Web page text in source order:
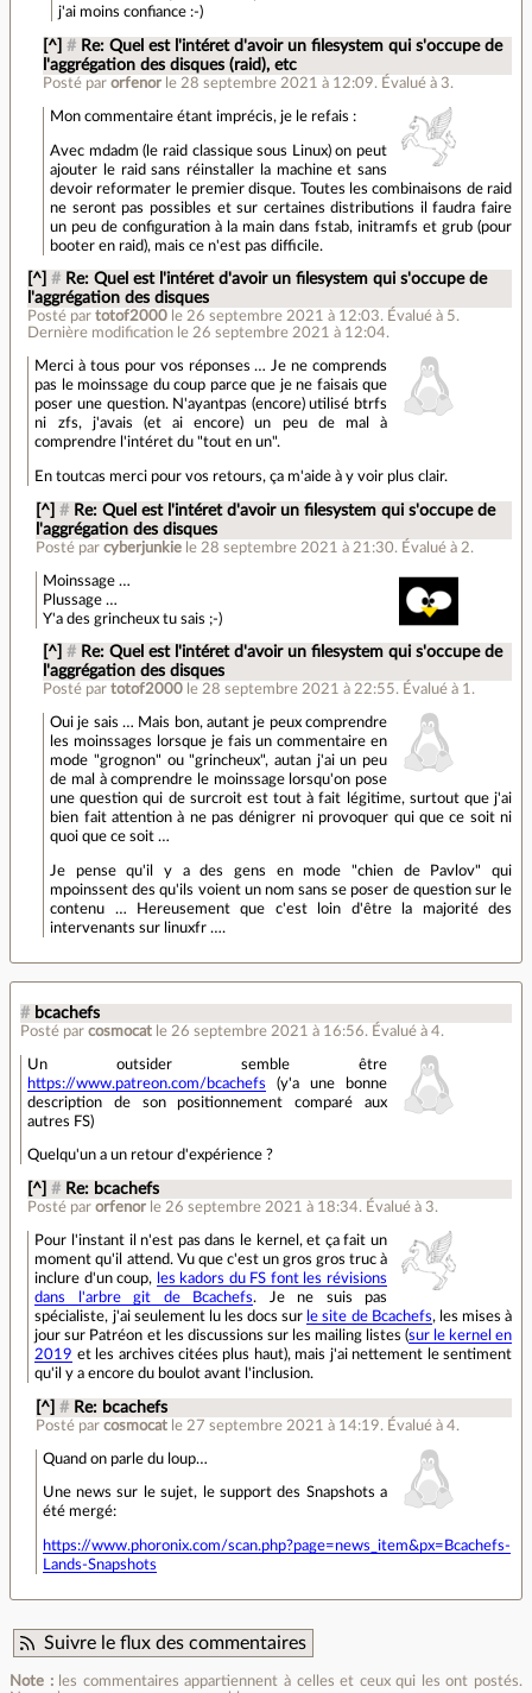
j'ai moins confiance :-)
[^] # Re: Quel est l'intéret d'avoir un filesystem qui s'occupe de
l'aggrégation des disques (raid), etc
Posté parorfenor le 28 septembre 2021 à 12:09. Évalué à 3.
Mon commentaire étant imprécis, je le refais :
Avec mdadm (le raid classique sous Linux) on peut
ajouter le raid sans réinstaller la machine et sans
devoir reformater le premier disque. Toutes les combinaisons de raid
ne seront pas possibles et sur certaines distributions il faudra faire
un peu de configuration à la main dans fstab, initramfs et grub (pour
booter en raid), mais ce n'est pas difficile.
[^] # Re: Quel est l'intéret d'avoir un filesystem qui s'occupe de
l'aggrégation des disques
Posté partotof2000 le 26 septembre 2021 à 12:03. Évalué à 5.
Dernière modification le 26 septembre 2021 à 12:04.
Merci à tous pour vos réponses … Je ne comprends
pas le moinssage du coup parce que je ne faisais que
poser une question. N'ayantpas (encore) utilisé btrfs
ni zfs, j'avais (et ai encore) un peu de mal à
comprendre l'intéret du "tout en un".
En toutcas merci pour vos retours, ça m'aide à y voir plus clair.
[^] # Re: Quel est l'intéret d'avoir un filesystem qui s'occupe de
l'aggrégation des disques
Posté par cyberjunkie le 28 septembre 2021 à 21:30. Évalué à 2.
Moinssage …
Plussage …
Y'a des grincheux tu sais ;-)
[^] # Re: Quel est l'intéret d'avoir un filesystem qui s'occupe de
l'aggrégation des disques
Posté partotof2000 le 28 septembre 2021 à 22:55. Évalué à 1.
Oui je sais … Mais bon, autant je peux comprendre
les moinssages lorsque je fais un commentaire en
mode "grognon" ou "grincheux", autan j'ai un peu
de mal à comprendre le moinssage lorsqu'on pose
une question qui de surcroit est tout à fait légitime, surtout que j'ai
bien fait attention à ne pas dénigrer ni provoquer qui que ce soit ni
quoi que ce soit …
Je pense qu'il y a des gens en mode "chien de Pavlov" qui
mpoinssent des qu'ils voient un nom sans se poser de question sur le
contenu … Hereusement que c'est loin d'être la majorité des
intervenants sur linuxfr ….
# bcachefs
Posté par cosmocat le 26 septembre 2021 à 16:56. Évalué à 4.
Un outsider semble être
https://www.patreon.com/bcachefs (y'a une bonne
description de son positionnement comparé aux
autres FS)
Quelqu'un a un retour d'expérience ?
[^] # Re: bcachefs
Posté parorfenor le 26 septembre 2021 à 18:34. Évalué à 3.
Pour l'instant il n'est pas dans le kernel, et ça fait un
moment qu'il attend. Vu que c'est un gros gros truc à
inclure d'un coup,
les kadors du FS font les révisions
dans l'arbre git de Bcachefs. Je ne suis pas
spécialiste, j'ai seulement lu les docs sur le site de Bcachefs, les mises à
jour sur Patréon et les discussions sur les mailing listes (sur le kernel en
2019 et les archives citées plus haut), mais j'ai nettement le sentiment
qu'il y a encore du boulot avant l'inclusion.
[^] # Re: bcachefs
Posté par cosmocat le 27 septembre 2021 à 14:19. Évalué à 4.
Quand on parle du loup…
Une news sur le sujet, le support des Snapshots a
été mergé:
https://www.phoronix.com/scan.php?page=news_item&px=Bcachefs-
Lands-Snapshots
Suivre le flux des commentaires
Note :les commentaires appartiennent à celles et ceux qui les ont postés.